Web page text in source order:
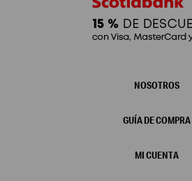
NOSOTROS
GUÍA DE COMPRA
MI CUENTA